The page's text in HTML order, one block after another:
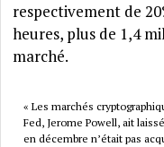
respectivement de
heures, plus de 1,4
marché.
« Les marchés
Fed, Jerome Powell, ait
en décembre n’était pas